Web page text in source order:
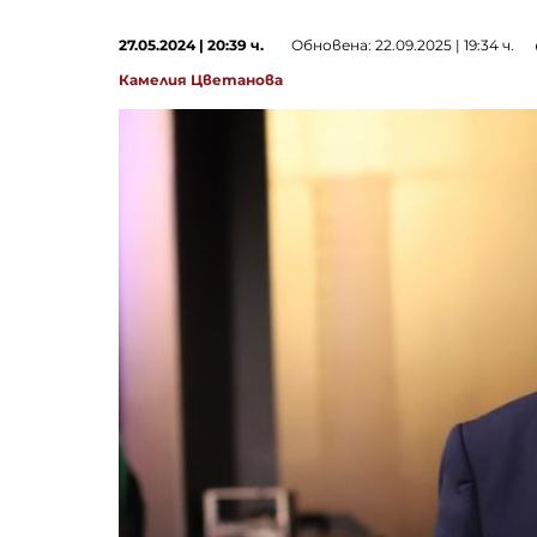
27.05.2024 | 20:39 ч.
Обновена: 22.09.2025 | 19:34 ч.
Камелия Цветанова